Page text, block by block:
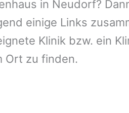
in Neudorf?
einige Links
Klinik bzw. ein
Ort zu finden.